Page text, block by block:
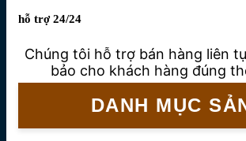
hỗ trợ 24/24
Chúng tôi hỗ trợ bán hàng liên
bảo cho khách hàng đúng
DANH MỤC